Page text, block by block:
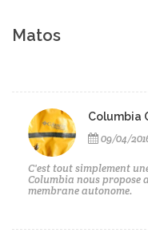
Matos
Columbia
09/04/
C'est tout simplement
Columbia nous propose
membrane autonome.